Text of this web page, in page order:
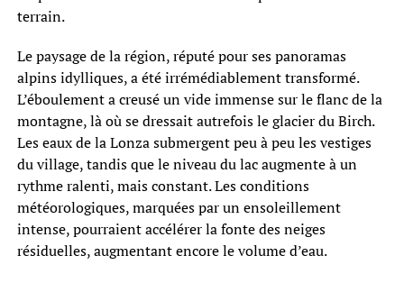
terrain.
Le paysage de la région, réputé pour ses panoramas
alpins idylliques, a été irrémédiablement transformé.
L’éboulement a creusé un vide immense sur le flanc de la
montagne, là où se dressait autrefois le glacier du Birch.
Les eaux de la Lonza submergent peu à peu les vestiges
du village, tandis que le niveau du lac augmente à un
rythme ralenti, mais constant. Les conditions
météorologiques, marquées par un ensoleillement
intense, pourraient accélérer la fonte des neiges
résiduelles, augmentant encore le volume d’eau.